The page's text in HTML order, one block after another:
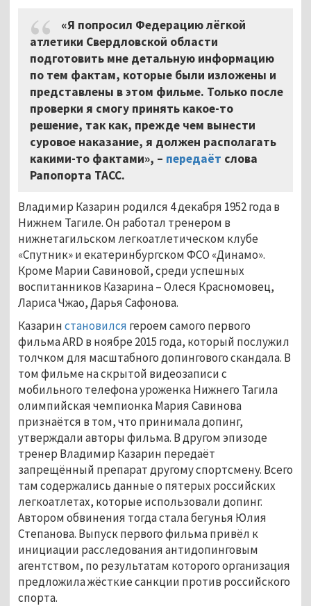
«Я попросил Федерацию лёгкой
атлетики Свердловской области
подготовить мне детальную информацию
по тем фактам, которые были изложены и
представлены в этом фильме. Только после
проверки я смогу принять какое-то
решение, так как, прежде чем вынести
суровое наказание, я должен располагать
какими-то фактами», – передаёт слова
Рапопорта ТАСС.
Владимир Казарин родился 4 декабря 1952 года в
Нижнем Тагиле. Он работал тренером в
нижнетагильском легкоатлетическом клубе
«Спутник» и екатеринбургском ФСО «Динамо».
Кроме Марии Савиновой, среди успешных
воспитанников Казарина – Олеся Красномовец,
Лариса Чжао, Дарья Сафонова.
Казаринстановился героем самого первого
фильма ARD в ноябре 2015 года, который послужил
толчком для масштабного допингового скандала. В
том фильме на скрытой видеозаписи с
мобильного телефона уроженка Нижнего Тагила
олимпийская чемпионка Мария Савинова
признаётся в том, что принимала допинг,
утверждали авторы фильма. В другом эпизоде
тренер Владимир Казарин передаёт
запрещённый препарат другому спортсмену. Всего
там содержались данные о пятерых российских
легкоатлетах, которые использовали допинг.
Автором обвинения тогда стала бегунья Юлия
Степанова. Выпуск первого фильма привёл к
инициации расследования антидопинговым
агентством, по результатам которого организация
предложила жёсткие санкции против российского
спорта.